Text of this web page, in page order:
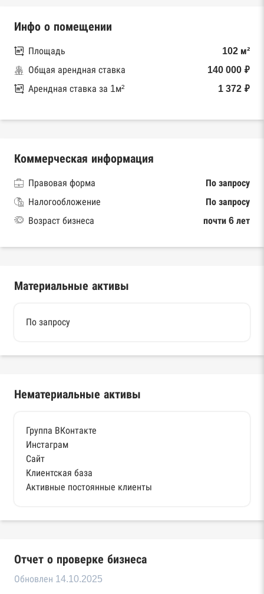
Инфо о помещении
Площадь
102 м²
Общая арендная ставка
140 000 ₽
Арендная ставка за 1м²
1 372 ₽
Коммерческая информация
Правовая форма
По запросу
Налогообложение
По запросу
Возраст бизнеса
почти 6 лет
Материальные активы
По запросу
Нематериальные активы
Группа ВКонтакте
Инстаграм
Сайт
Клиентская база
Активные постоянные клиенты
Отчет о проверке бизнеса
Обновлен 14.10.2025